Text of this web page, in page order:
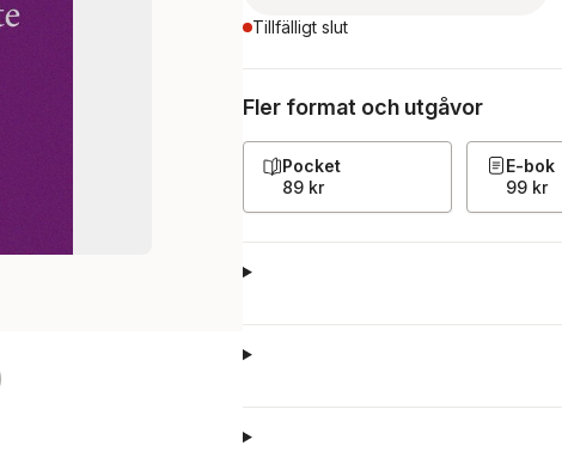
Tillfälligt slut
Fler format och utgåvor
Pocket
89 kr
E-bok
99 kr